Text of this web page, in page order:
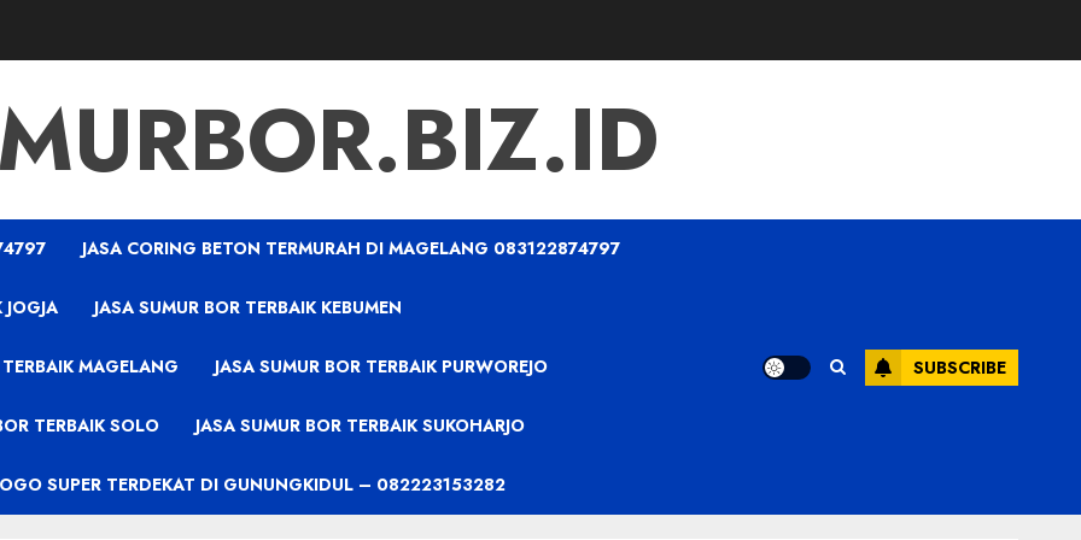
JASA CORING BETON TERMURAH DI MAGELANG 083122874797
JOGJA JASA SUMUR BOR TERBAIK KEBUMEN
MAGELANG JASA SUMUR BOR TERBAIK PURWOREJO
TERBAIK SOLO JASA SUMUR BOR TERBAIK SUKOHARJO
SUPER TERDEKAT DI GUNUNGKIDUL – 082223153282
SUBSCRIBE